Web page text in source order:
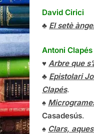
David Cirici
♣ El setè
Antoni Clapés
♥ Arbre que
♣ Epistolari
Clapés.
♠
Casadesús.
♠ Clars,